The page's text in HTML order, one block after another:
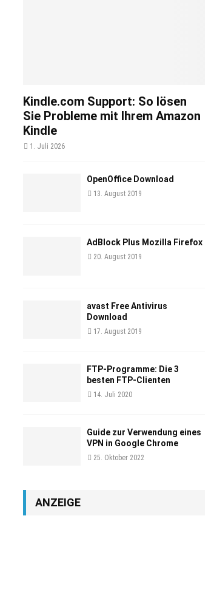
Kindle.com Support: So lösen
Sie Probleme mit Ihrem Amazon
Kindle
1. Juli 2026
OpenOffice Download
13. August 2019
AdBlock Plus Mozilla Firefox
20. August 2019
avast Free Antivirus
Download
17. August 2019
FTP-Programme: Die 3
besten FTP-Clienten
14. Juli 2020
Guide zur Verwendung eines
VPN in Google Chrome
25. Oktober 2022
ANZEIGE